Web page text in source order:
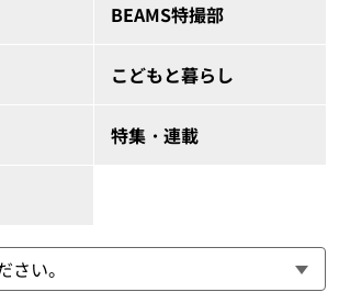
BEAMS特撮部
こどもと暮らし
特集・連載